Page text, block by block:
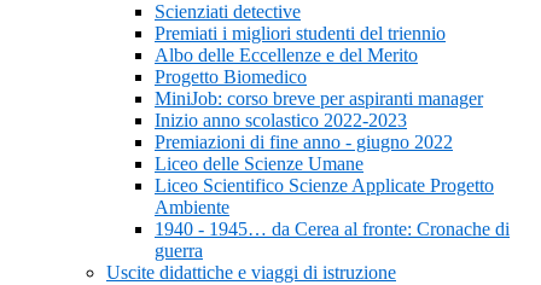
Scienziati detective
Premiati i migliori studenti del triennio
Albo delle Eccellenze e del Merito
Progetto Biomedico
MiniJob: corso breve per aspiranti manager
Inizio anno scolastico 2022-2023
Premiazioni di fine anno - giugno 2022
Liceo delle Scienze Umane
Liceo Scientifico Scienze Applicate Progetto
Ambiente
1940 - 1945… da Cerea al fronte: Cronache di
guerra
Uscite didattiche e viaggi di istruzione